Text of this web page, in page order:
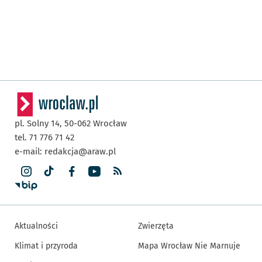
pl. Solny 14, 50-062 Wrocław
tel. 71 776 71 42
e-mail: redakcja@araw.pl
Aktualności
Klimat i przyroda
Zwierzęta
Mapa Wrocław Nie Marnuje